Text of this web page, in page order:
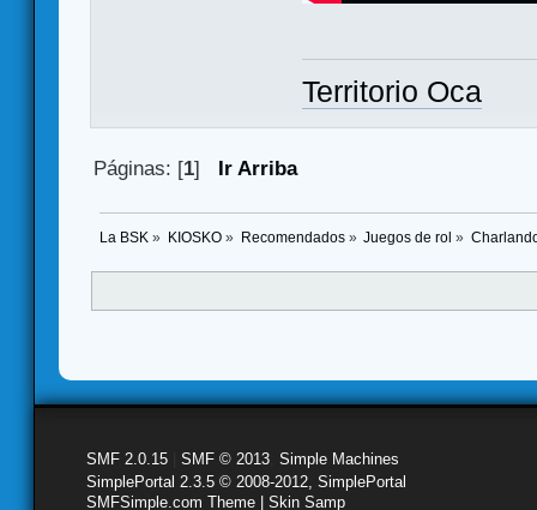
Territorio Oca
Páginas: [1] Ir Arriba
La BSK » KIOSKO» Recomendados» Juegos de rol »
SMF 2.0.15 SMF © 2013 Simple Machines
SimplePortal 2.3.5 © 2008-2012, SimplePortal
SMFSimple.com Theme | Skin Samp